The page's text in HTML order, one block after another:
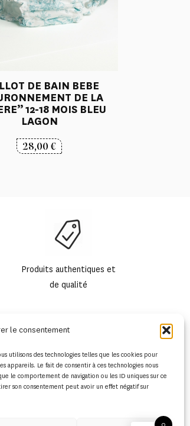
le consentement
utilisons des technologies telles que les cookies pour
appareils. Le fait de consentir à ces technologies nous
le comportement de navigation ou les ID uniques sur ce
son consentement peut avoir un effet négatif sur
DE BAIN BEBE
DE LA
12-18 MOIS BLEU
LAGON
28,00€
Produits authentiques et
de qualité